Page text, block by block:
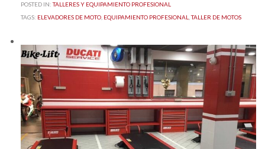
POSTED IN:TALLERES Y EQUIPAMIENTO PROFESIONAL
TAGS: ELEVADORES DE MOTO, EQUIPAMIENTO PROFESIONAL,TALLER DE MOTOS